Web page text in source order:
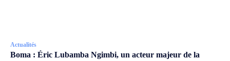
Actualités
Boma : Éric Lubamba Ngimbi, un acteur majeur de la